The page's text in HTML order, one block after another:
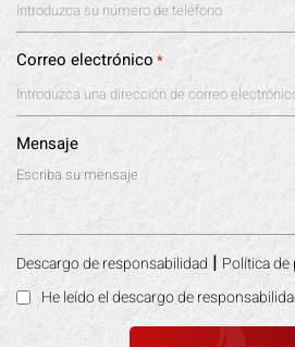
Correo electrónico *
Mensaje
Descargo de responsabilidad | Política
He leído el descargo de